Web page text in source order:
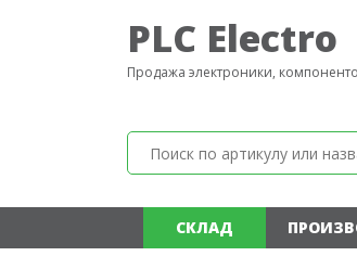
PLC Electro
Продажа электроники,
СКЛАД